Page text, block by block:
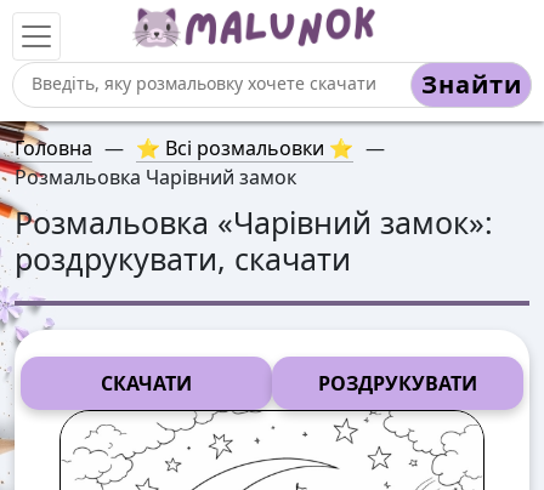
Знайти
Головна — ⭐ Всі розмальовки ⭐ —
Розмальовка Чарівний замок
Розмальовка «Чарівний замок»:
роздрукувати, скачати
СКАЧАТИ РОЗДРУКУВАТИ